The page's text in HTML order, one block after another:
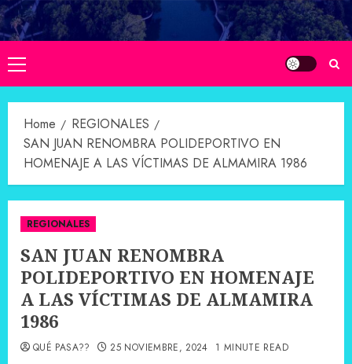
Primary
Menu
Home
REGIONALES
SAN JUAN RENOMBRA POLIDEPORTIVO EN
HOMENAJE A LAS VÍCTIMAS DE ALMAMIRA 1986
REGIONALES
SAN JUAN RENOMBRA
POLIDEPORTIVO EN HOMENAJE
A LAS VÍCTIMAS DE ALMAMIRA
1986
QUÉ PASA?? 25 NOVIEMBRE, 2024 1 MINUTE READ